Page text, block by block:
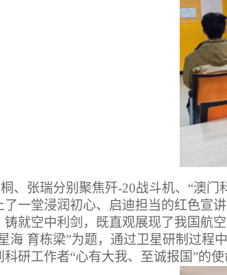
、张瑞分别聚焦歼-20战斗机、“澳门
一堂浸润初心、启迪担当的红色宣
铸就空中利剑，既直观展现了我国航
海 育栋梁”为题，通过卫星研制过程
研工作者“心有大我、至诚报国”的使